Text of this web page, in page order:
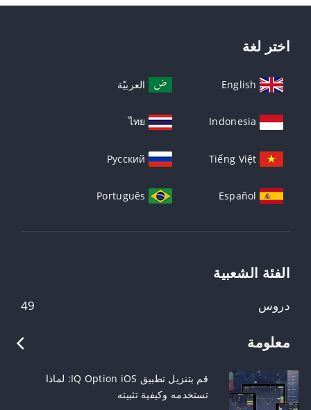
اختر لغة
English العربيّة
Indonesia
ไทย
Tiếng Việt
Русский
Español
Português
الفئة الشعبية
49 دروس
معلومة
قم بتنزيل تطبيق IQ Option iOS: لماذا
تستخدمه وكيفية تثبيته